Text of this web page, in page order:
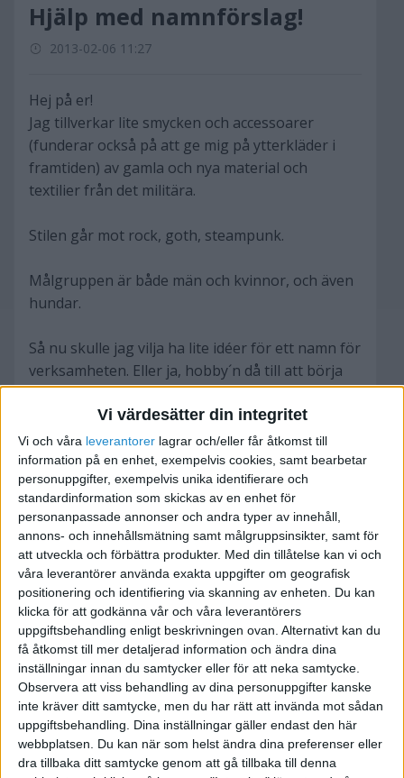
Vi värdesätter din integritet
Vi och våra leverantorer lagrar och/eller får åtkomst till
information på en enhet, exempelvis cookies, samt bearbetar
personuppgifter, exempelvis unika identifierare och
standardinformation som skickas av en enhet för
personanpassade annonser och andra typer av innehåll,
annons- och innehållsmätning samt målgruppsinsikter, samt för
att utveckla och förbättra produkter. Med din tillåtelse kan vi och
våra leverantörer använda exakta uppgifter om geografisk
positionering och identifiering via skanning av enheten. Du kan
klicka för att godkänna vår och våra leverantörers
uppgiftsbehandling enligt beskrivningen ovan. Alternativt kan du
få åtkomst till mer detaljerad information och ändra dina
inställningar innan du samtycker eller för att neka samtycke.
Observera att viss behandling av dina personuppgifter kanske
inte kräver ditt samtycke, men du har rätt att invända mot sådan
uppgiftsbehandling. Dina inställningar gäller endast den här
webbplatsen. Du kan när som helst ändra dina preferenser eller
dra tillbaka ditt samtycke genom att gå tillbaka till denna
Hjälp med namnförslag!
2013-02-06 11:27
Hej på er!
Jag tillverkar lite smycken och accessoarer
(funderar också på att ge mig på ytterkläder i
framtiden) av gamla och nya material och
textilier från det militära.
Stilen går mot rock, goth, steampunk.
Målgruppen är både män och kvinnor, och även
hundar.
Så nu skulle jag vilja ha lite idéer för ett namn för
verksamheten. Eller ja, hobby´n då till att börja
med.
Just nu har jag fastnat för att namnet gärna ska
ha en gammalsvensk klang eller nåt på engelska
kanske.
Secton Detektivbyrå
2013-02-13 01:33
Hej på dig!
Jag gillar att använda ord som har med företaget
att göra så kanske